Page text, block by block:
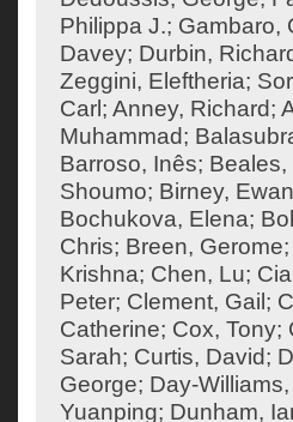
Philippa J.; Gambaro,
Davey; Durbin,
Zeggini, Eleftheria;
Carl ; Anney, Richard;
Muhammad;
Barroso, Inês; Beales,
Shoumo; Birney, Ewan
Bochukova, Elena;
Chris; Breen, Gerome;
Krishna; Chen, Lu;
Peter; Clement, Gail ;
Catherine; Cox, Tony;
Sarah; Curtis, David;
George; Day-
Yuanping; Dunham,